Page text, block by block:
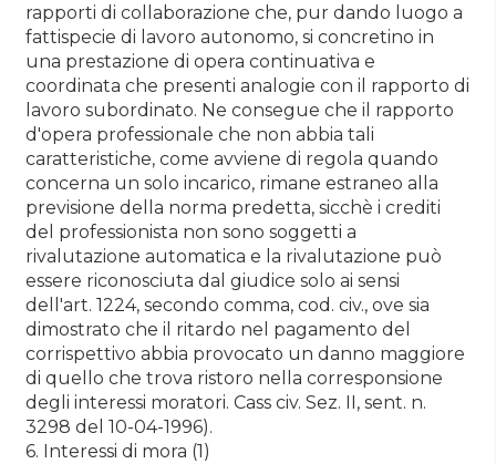
rapporti di collaborazione che, pur dando luogo a
fattispecie di lavoro autonomo, si concretino in
una prestazione di opera continuativa e
coordinata che presenti analogie con il rapporto di
lavoro subordinato. Ne consegue che il rapporto
d'opera professionale che non abbia tali
caratteristiche, come avviene di regola quando
concerna un solo incarico, rimane estraneo alla
previsione della norma predetta, sicchè i crediti
del professionista non sono soggetti a
rivalutazione automatica e la rivalutazione può
essere riconosciuta dal giudice solo ai sensi
dell'art. 1224, secondo comma, cod. civ., ove sia
dimostrato che il ritardo nel pagamento del
corrispettivo abbia provocato un danno maggiore
di quello che trova ristoro nella corresponsione
degli interessi moratori. Cass civ. Sez. II, sent. n.
3298 del 10-04-1996).
6. Interessi di mora (1)